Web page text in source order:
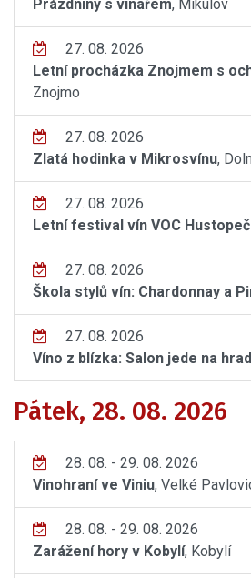
Prázdniny s vinařem, Mikulov
27. 08. 2026
Letní procházka Znojmem s
Znojmo
27. 08. 2026
Zlatá hodinka v Mikrosvínu,
27. 08. 2026
Letní festival vín VOC
27. 08. 2026
Škola stylů vín: Chardonnay a
27. 08. 2026
Víno z blízka: Salon jede na hrad
Pátek, 28. 08. 2026
28. 08. - 29. 08. 2026
Vinohraní ve Viniu, Velké
28. 08. - 29. 08. 2026
Zarážení hory v Kobylí, Kobylí